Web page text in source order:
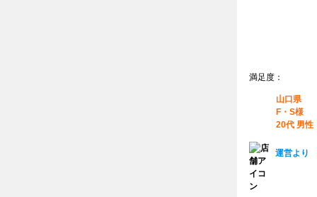
満足度：
山口県
F・S様
20代 男性
運営より